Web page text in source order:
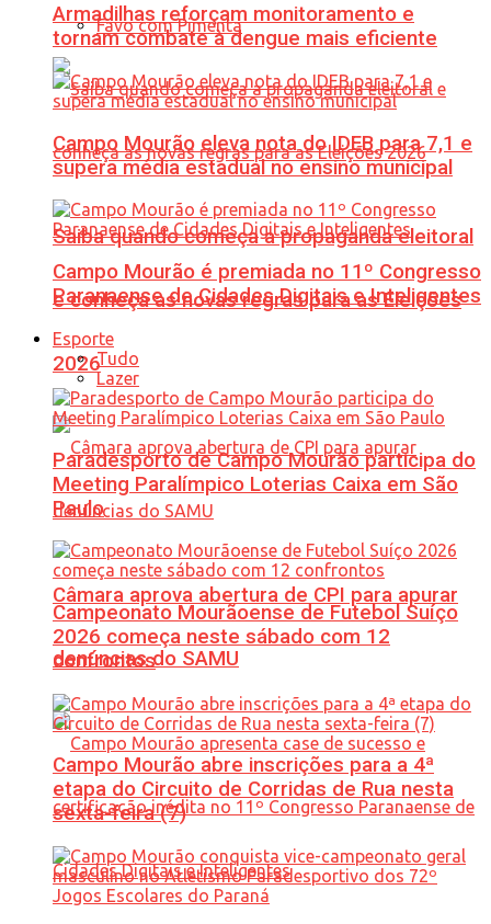
Favo com Pimenta
Saiba quando começa a propaganda eleitoral
e conheça as novas regras para as Eleições
2026
Câmara aprova abertura de CPI para apurar
denúncias do SAMU
Armadilhas reforçam monitoramento e
tornam combate à dengue mais eficiente
Campo Mourão eleva nota do IDEB para 7,1 e
supera média estadual no ensino municipal
Campo Mourão é premiada no 11º Congresso
Paranaense de Cidades Digitais e Inteligentes
Esporte
Tudo
Lazer
Paradesporto de Campo Mourão participa do
Meeting Paralímpico Loterias Caixa em São
Paulo
Campeonato Mourãoense de Futebol Suíço
2026 começa neste sábado com 12
confrontos
Campo Mourão abre inscrições para a 4ª
etapa do Circuito de Corridas de Rua nesta
sexta-feira (7)